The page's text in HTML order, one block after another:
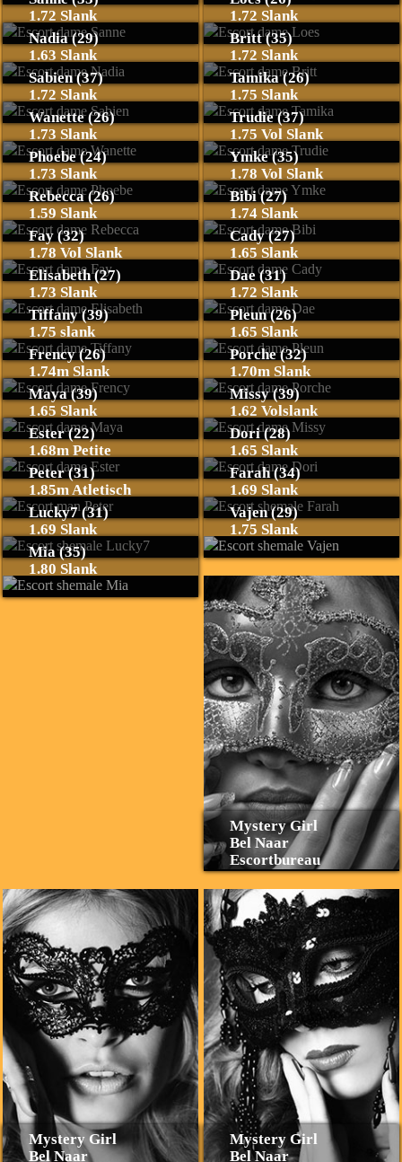
1.72 Slank
1.72 Slank
Nadia (29)
1.63 Slank
Britt (35)
1.72 Slank
Sabien (37)
1.72 Slank
Tamika (26)
1.75 Slank
Wanette (26)
1.73 Slank
Trudie (37)
1.75 Vol Slank
Phoebe (24)
1.73 Slank
Ymke (35)
1.78 Vol Slank
Rebecca (26)
1.59 Slank
Bibi (27)
1.74 Slank
Fay (32)
1.78 Vol Slank
Cady (27)
1.65 Slank
Elisabeth (27)
1.73 Slank
Dae (31)
1.72 Slank
Tiffany (39)
1.75 slank
Pleun (26)
1.65 Slank
Frency (26)
1.74m Slank
Porche (32)
1.70m Slank
Maya (39)
1.65 Slank
Missy (39)
1.62 Volslank
Ester (22)
1.68m Petite
Dori (28)
1.65 Slank
Peter (31)
1.85m Atletisch
Farah (34)
1.69 Slank
Lucky7 (31)
1.69 Slank
Vajen (29)
1.75 Slank
Mia (35)
1.80 Slank
Mystery Girl
Bel Naar
Escortbureau
Mystery Girl
Bel Naar
Mystery Girl
Bel Naar